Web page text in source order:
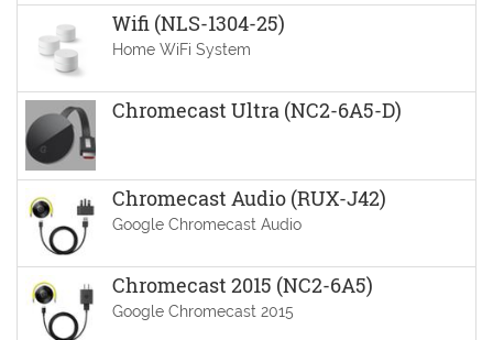
Wifi (NLS-1304-25)
Home WiFi System
Chromecast Ultra (NC2-6A5-D)
Chromecast Audio (RUX-J42)
Google Chromecast Audio
Chromecast 2015 (NC2-6A5)
Google Chromecast 2015